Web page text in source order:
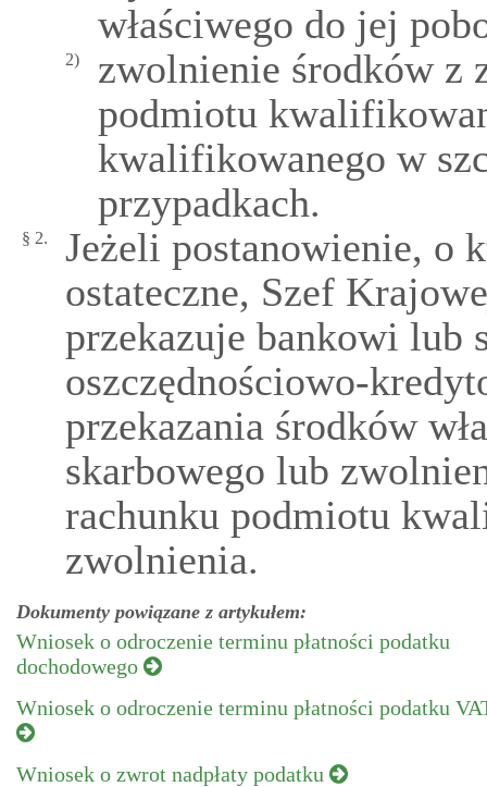
właściwego do jej
2)
zwolnienie środków z
podmiotu
kwalifikowanego w
przypadkach.
§ 2.
Jeżeli postanowienie, o
ostateczne, Szef
przekazuje bankowi lub
oszczędnościowo-
przekazania środków
skarbowego lub
rachunku podmiotu
zwolnienia.
Dokumenty powiązane z artykułem:
Wniosek o odroczenie terminu płatności podatku
dochodowego
Wniosek o odroczenie terminu płatności podatku
Wniosek o zwrot nadpłaty podatku